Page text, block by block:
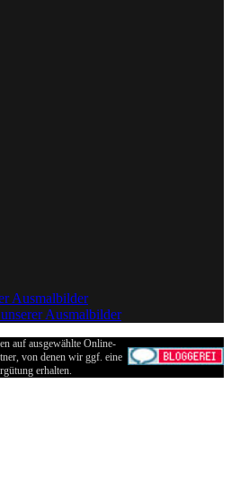
Ausmalbilder
Ausmalbilder
auf ausgewählte Online-
von denen wir ggf. eine
erhalten.